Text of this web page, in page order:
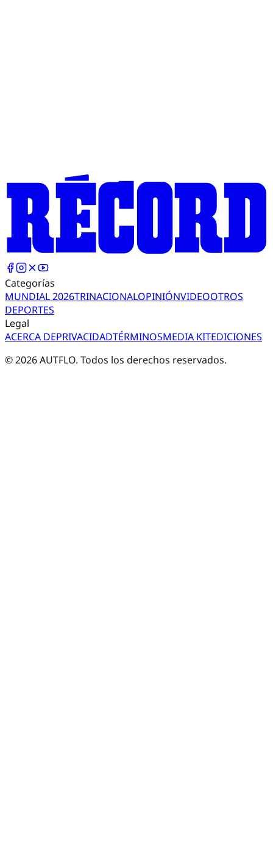
Categorías
MUNDIAL 2026TRINACIONALOPINIÓNVIDEOOTROS
DEPORTES
Legal
ACERCA DEPRIVACIDADTÉRMINOSMEDIA KITEDICIONES
©2026AUTFLO. Todos los derechos reservados.